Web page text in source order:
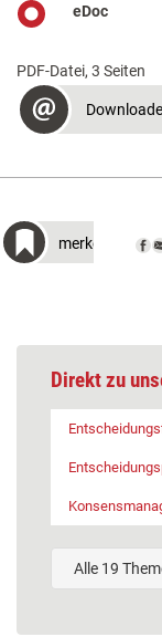
eDoc
PDF-Datei, 3 Seiten
merken
Direkt zu
Alle 19